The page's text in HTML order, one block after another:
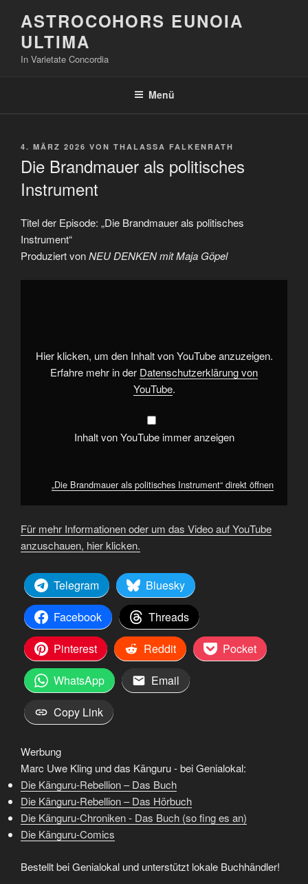
Inhalt
springen
ASTROCOHORS EUNOIA
ULTIMA
In Varietate Concordia
Menü
VERÖFFENTLICHT
4. MÄRZ 2026 VON THALASSA FALKENRATH
Die Brandmauer als politisches
Instrument
Titel der Episode: „Die Brandmauer als politisches
Instrument“
Produziert vonNEU DENKEN mit Maja Göpel
„Die
anzeigen
Hier klicken, um den Inhalt von YouTube anzuzeigen.
Erfahre mehr in der Datenschutzerklärung von
YouTube.
Inhalt von YouTube immer anzeigen
„Die Brandmauer als politisches Instrument“ direkt öffnen
Für mehr Informationen oder um das Video auf YouTube
anzuschauen, hier klicken.
Telegram
Bluesky
Facebook
Threads
Pinterest
Reddit
Pocket
WhatsApp
Email
Copy Link
Werbung
Marc Uwe Kling und das Känguru - bei Genialokal:
Die Känguru-Rebellion – Das Buch
Die Känguru-Rebellion – Das Hörbuch
Die Känguru-Chroniken - Das Buch (so fing es an)
Die Känguru-Comics
Bestellt bei Genialokal und unterstützt lokale Buchhändler!